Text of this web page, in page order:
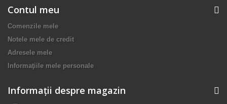
Contul meu
Comenzile mele
Notele mele de credit
Adresele mele
Informaţiile mele personale
Informații despre magazin